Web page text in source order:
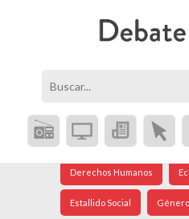
Coronavirus Crisis
Derechos Humanos
Estallido Social Género